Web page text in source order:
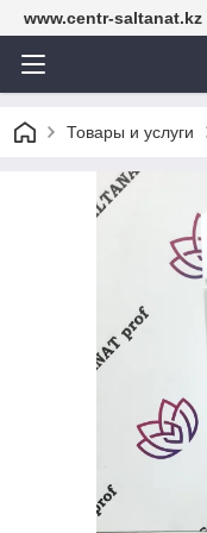
www.centr-saltanat.kz
Товары и услуги